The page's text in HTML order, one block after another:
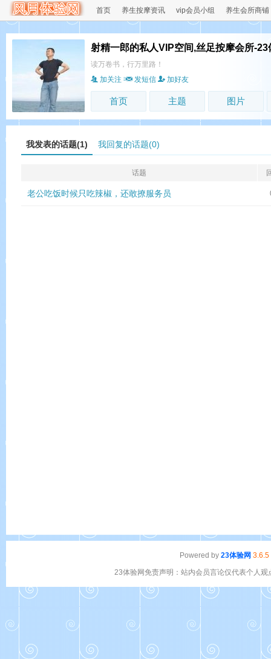
首页 养生按摩资讯 vip会员小组 养生会所商铺
射精一郎的私人VIP空间,丝足按摩会所-23
读万卷书，行万里路！
加关注
发短信 加好友
首页 主题 图片
我发表的话题(1) 我回复的话题(0)
话题
老公吃饭时候只吃辣椒，还敢撩服务员
Powered by 23体验网 3.6.5
23体验网免责声明：站内会员言论仅代表个人